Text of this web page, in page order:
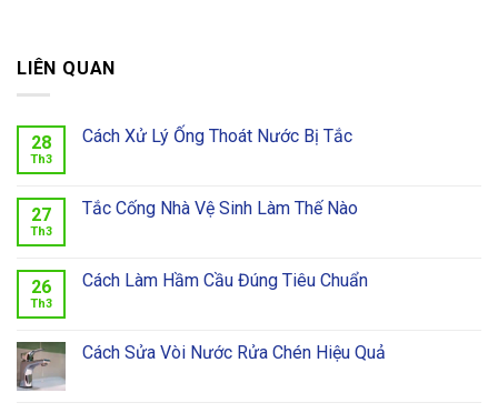
LIÊN QUAN
28
Th3
Cách Xử Lý Ống Thoát Nước Bị Tắc
27
Th3
Tắc Cống Nhà Vệ Sinh Làm Thế Nào
26
Th3
Cách Làm Hầm Cầu Đúng Tiêu Chuẩn
Cách Sửa Vòi Nước Rửa Chén Hiệu Quả